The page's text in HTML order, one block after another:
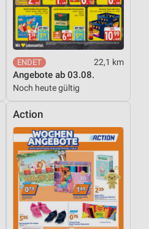
22,1 km
Angebote ab 03.08.
Noch heute gültig
Action